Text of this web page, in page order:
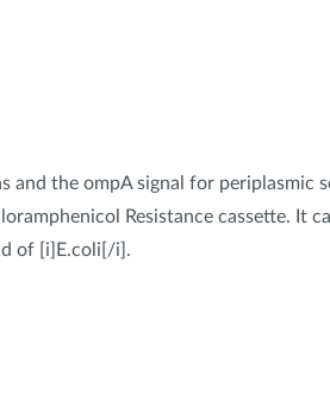
the ompA signal for periplasmic
Resistance cassette. It
of [i]E.coli[/i].